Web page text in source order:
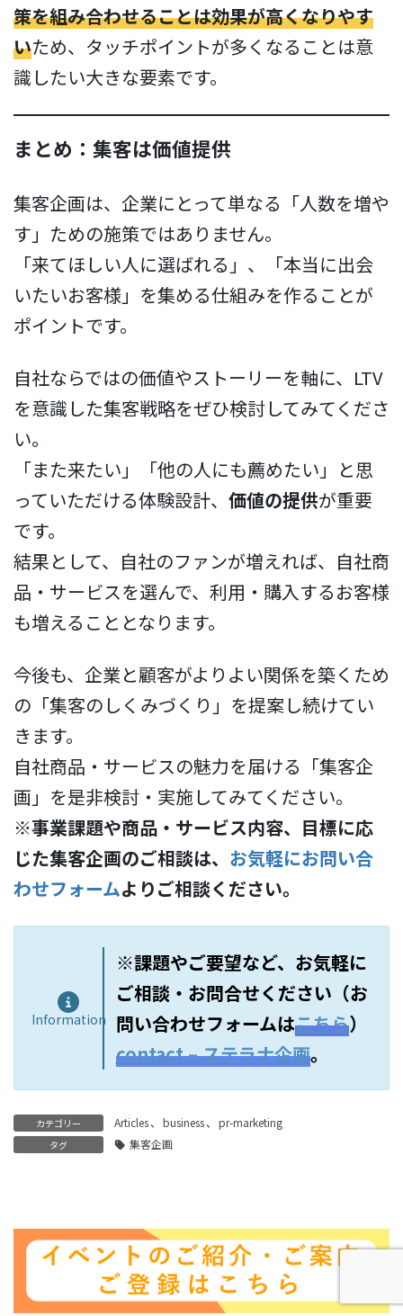
策を組み合わせることは効果が高くなりやす
いため、タッチポイントが多くなることは意
識したい大きな要素です。
まとめ：集客は価値提供
集客企画は、企業にとって単なる「人数を増や
す」ための施策ではありません。
「来てほしい人に選ばれる」、「本当に出会
いたいお客様」を集める仕組みを作ることが
ポイントです。
自社ならではの価値やストーリーを軸に、LTV
を意識した集客戦略をぜひ検討してみてくださ
い。
「また来たい」「他の人にも薦めたい」と思
っていただける体験設計、 価値の提供が重要
です。
結果として、自社のファンが増えれば、自社商
品・サービスを選んで、利用・購入するお客様
も増えることとなります。
今後も、企業と顧客がよりよい関係を築くため
の「集客のしくみづくり」を提案し続けてい
きます。
自社商品・サービスの魅力を届ける「集客企
画」を是非検討・実施してみてください。
※事業課題や商品・サービス内容、目標に応
じた集客企画のご相談は、 お気軽にお問い合
わせフォームよりご相談ください。
Information
※課題やご要望など、お気軽に
ご相談・お問合せください（お
問い合わせフォームはこちら）
contact – ステラナ企画。
カテゴリー Articles、 business、 pr-marketing
タグ 集客企画